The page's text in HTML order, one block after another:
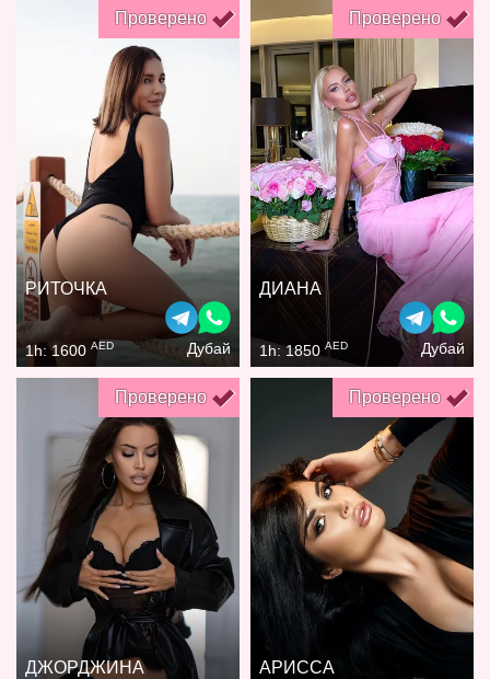
Проверено
РИТОЧКА
1h: 1600 AED Дубай
Проверено
ДИАНА
1h: 1850 AED Дубай
Проверено
ДЖОРДЖИНА
Проверено
АРИССА